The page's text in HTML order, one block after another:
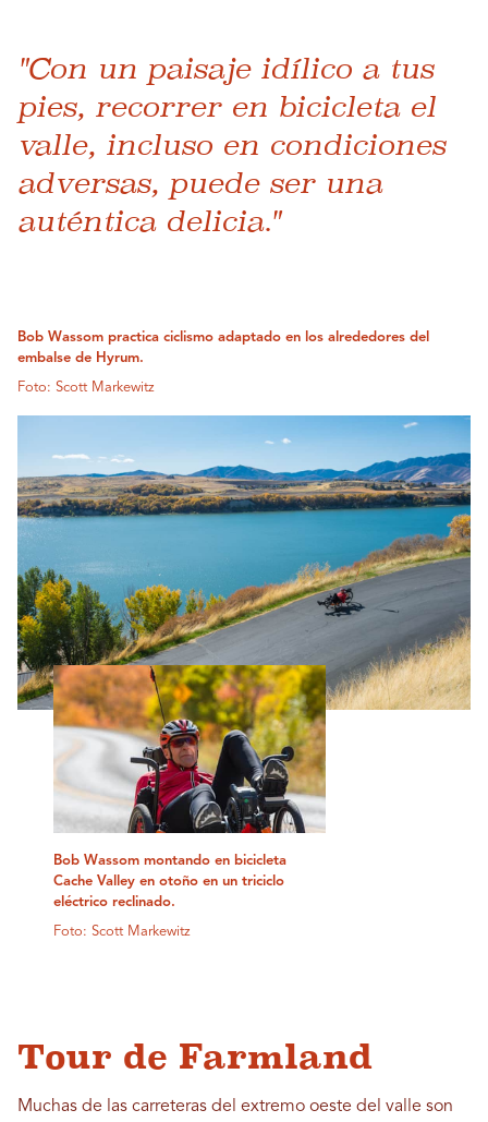
"Con un paisaje idílico a tus
pies, recorrer en bicicleta el
valle, incluso en condiciones
adversas, puede ser una
auténtica delicia."
Bob Wassom montando en bicicleta
Cache Valley en otoño en un triciclo
eléctrico reclinado.
Foto: Scott Markewitz
Bob Wassom practica ciclismo adaptado en los alrededores del
embalse de Hyrum.
Foto: Scott Markewitz
Tour de Farmland
Muchas de las carreteras del extremo oeste del valle son